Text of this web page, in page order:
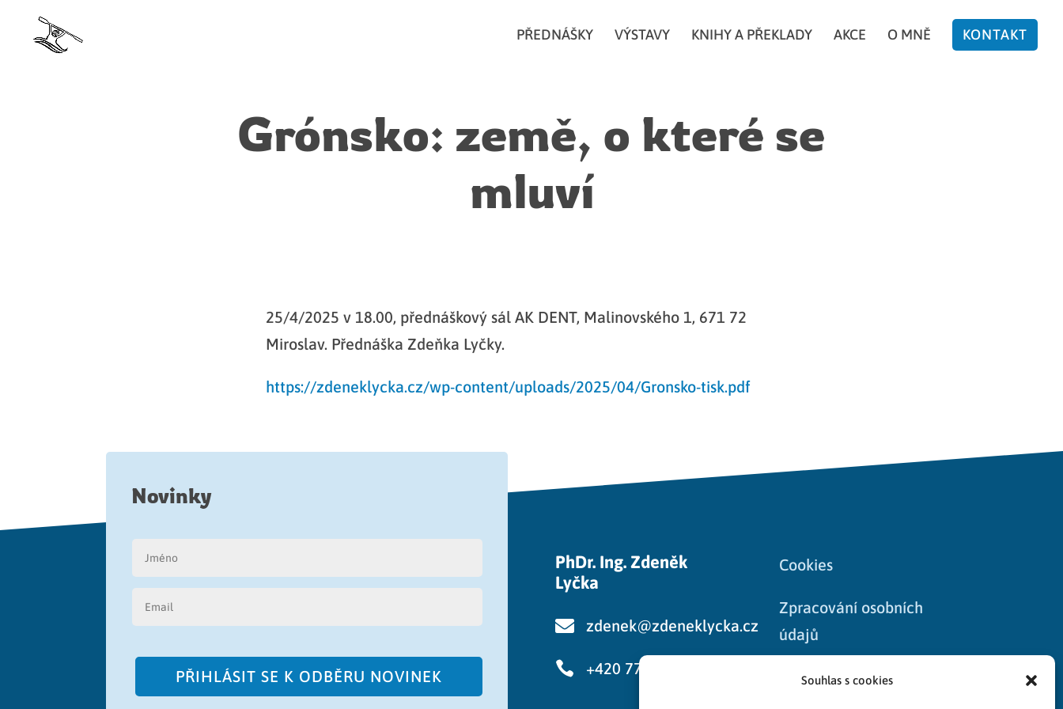
Souhlas s cookies
PŘEDNÁŠKY VÝSTAVY KNIHY A PŘEKLADY AKCE O MNĚ KONTAKT
Grónsko: země, o které se
mluví
25/4/2025 v 18.00, přednáškový sál AK DENT, Malinovského 1, 671 72
Miroslav. Přednáška Zdeňka Lyčky.
https://zdeneklycka.cz/wp-content/uploads/2025/04/Gronsko-tisk.pdf
Novinky
PŘIHLÁSIT SE K ODBĚRU NOVINEK
PhDr. Ing. Zdeněk
Lyčka
 zdenek@zdeneklycka.cz
 +420 776 750 488
Cookies
Zpracování osobních
údajů